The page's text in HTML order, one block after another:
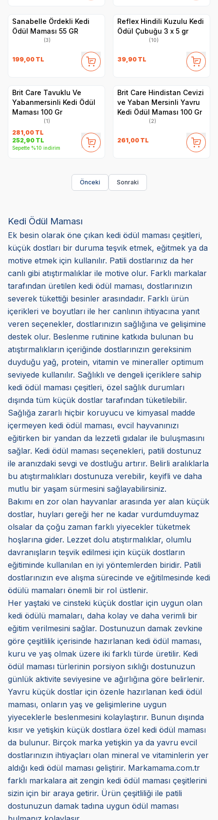
Sanabelle Ördekli Kedi
Ödül Maması 55 GR
(3)
199,00 TL
Reflex Hindili Kuzulu Kedi
Ödül Çubuğu 3 x 5 gr
(10)
39,90 TL
Brit Care Tavuklu Ve
Yabanmersinli Kedi Ödül
Maması 100 Gr
(1)
281,00 TL
252,90 TL
Sepette %10 indirim
Brit Care Hindistan Cevizi
ve Yaban Mersinli Yavru
Kedi Ödül Maması 100 Gr
(2)
261,00 TL
Önceki Sonraki
Kedi Ödül Maması
Ek besin olarak öne çıkan kedi ödül maması çeşitleri,
küçük dostları bir duruma teşvik etmek, eğitmek ya da
motive etmek için kullanılır. Patili dostlarınız da her
canlı gibi atıştırmalıklar ile motive olur. Farklı markalar
tarafından üretilen kedi ödül maması, dostlarınızın
severek tükettiği besinler arasındadır. Farklı ürün
içerikleri ve boyutları ile her canlının ihtiyacına yanıt
veren seçenekler, dostlarınızın sağlığına ve gelişimine
destek olur. Beslenme rutinine katkıda bulunan bu
atıştırmalıkların içeriğinde dostlarınızın gereksinim
duyduğu yağ, protein, vitamin ve mineraller optimum
seviyede kullanılır. Sağlıklı ve dengeli içeriklere sahip
kedi ödül maması çeşitleri, özel sağlık durumları
dışında tüm küçük dostlar tarafından tüketilebilir.
Sağlığa zararlı hiçbir koruyucu ve kimyasal madde
içermeyen kedi ödül maması, evcil hayvanınızı
eğitirken bir yandan da lezzetli gıdalar ile buluşmasını
sağlar. Kedi ödül maması seçenekleri, patili dostunuz
ile aranızdaki sevgi ve dostluğu artırır. Belirli aralıklarla
bu atıştırmalıkları dostunuza verebilir, keyifli ve daha
mutlu bir yaşam sürmesini sağlayabilirsiniz.
Bakımı en zor olan hayvanlar arasında yer alan küçük
dostlar, huyları gereği her ne kadar vurdumduymaz
olsalar da çoğu zaman farklı yiyecekler tüketmek
hoşlarına gider. Lezzet dolu atıştırmalıklar, olumlu
davranışların teşvik edilmesi için küçük dostların
eğitiminde kullanılan en iyi yöntemlerden biridir. Patili
dostlarınızın eve alışma sürecinde ve eğitilmesinde kedi
ödülü mamaları önemli bir rol üstlenir.
Her yaştaki ve cinsteki küçük dostlar için uygun olan
kedi ödülü mamaları, daha kolay ve daha verimli bir
eğitim verilmesini sağlar. Dostunuzun damak zevkine
göre çeşitlilik içerisinde hazırlanan kedi ödül maması,
kuru ve yaş olmak üzere iki farklı türde üretilir. Kedi
ödül maması türlerinin porsiyon sıklığı dostunuzun
günlük aktivite seviyesine ve ağırlığına göre belirlenir.
Yavru küçük dostlar için özenle hazırlanan kedi ödül
maması, onların yaş ve gelişimlerine uygun
yiyeceklerle beslenmesini kolaylaştırır. Bunun dışında
kısır ve yetişkin küçük dostlara özel kedi ödül maması
da bulunur. Birçok marka yetişkin ya da yavru evcil
dostlarınızın ihtiyaçları olan mineral ve vitaminlerin yer
aldığı kedi ödül maması geliştirir. Markamama.com.tr
farklı markalara ait zengin kedi ödül maması çeşitlerini
sizin için bir araya getirir. Ürün çeşitliliği ile patili
dostunuzun damak tadına uygun ödül maması